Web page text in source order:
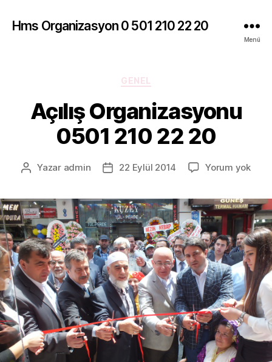
Hms Organizasyon 0 501 210 22 20
Menü
Kategoriler
GENEL
Açılış Organizasyonu
0501 210 22 20
Yazının
Yazar admin
Yazı22 Eylül 2014 Yorum yok
210
22
20